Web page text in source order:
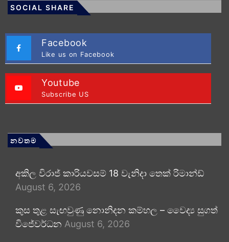
SOCIAL SHARE
Facebook
Like us on Facebook
Youtube
Subscribe US
නවතම
අකිල විරාජ් කාරියවසම් 18 වැනිදා තෙක් රිමාන්ඩ්
August 6, 2026
කුස තුළ සැඟවුණු නොනිදන කම්හල – වෛද්‍ය සුගත්
විජේවර්ධන August 6, 2026